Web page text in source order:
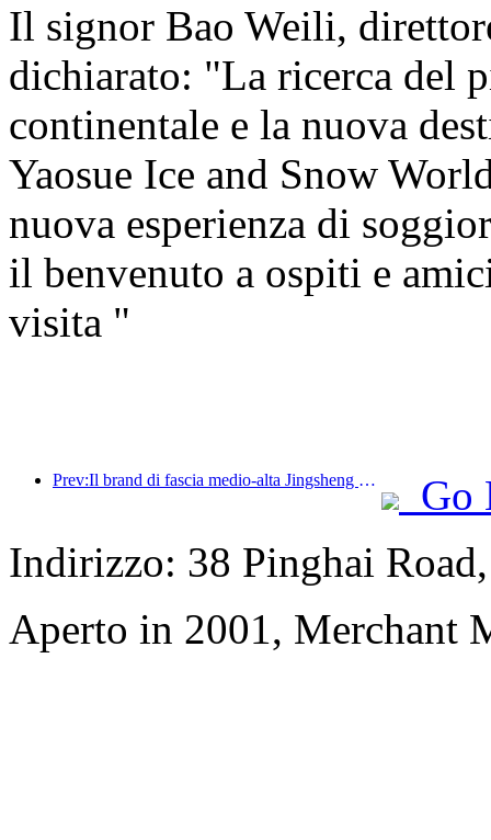
Il signor Bao Weili,
dichiarato: "La ricerca del
continentale e la nuova
Yaosue Ice and Snow
nuova esperienza di
il benvenuto a ospiti e
visita "
Prev:Il brand di fascia medio-alta Jingsheng Hotel salpa ufficialmente, inaugurando un nuovo modello di integrazione di e-sport, cultura e turismo
Go
Indirizzo: 38 Pinghai
Aperto in 2001, Merchant